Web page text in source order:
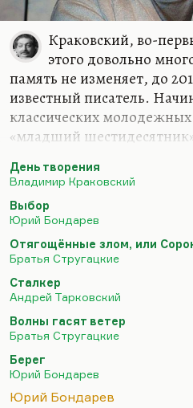
Краковский, во-
этого довольно
память не изменяет, до
известный писатель.
классических
«младший
аксеновские традиции, но
Краковского была
молодежная, очень стебная
улыбка». Было несколько
молодежи. Потом он
роман, который не
формальную изощренность
советской прессе. Но
Перестройка. Краковский
День творения
Владимир Краковский
Выбор
Юрий Бондарев
Отягощённые злом, или
Братья Стругацкие
Сталкер
Андрей Тарковский
Волны гасят ветер
Братья Стругацкие
Берег
Юрий Бондарев
Юрий Бондарев